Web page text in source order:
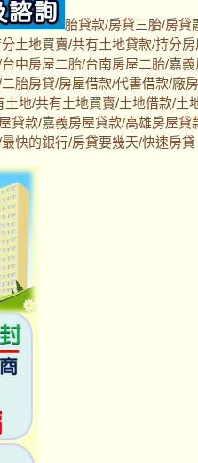
胎貸款/房貸三胎/房貸
土地買賣/共有土地貸款/持分
中房屋二胎/台南房屋二胎/嘉
胎房貸/房屋借款/代書借款/廠
地/共有土地買賣/土地借款/土
貸款/嘉義房屋貸款/高雄房屋貸
快的銀行/房貸要幾天/快速房貸